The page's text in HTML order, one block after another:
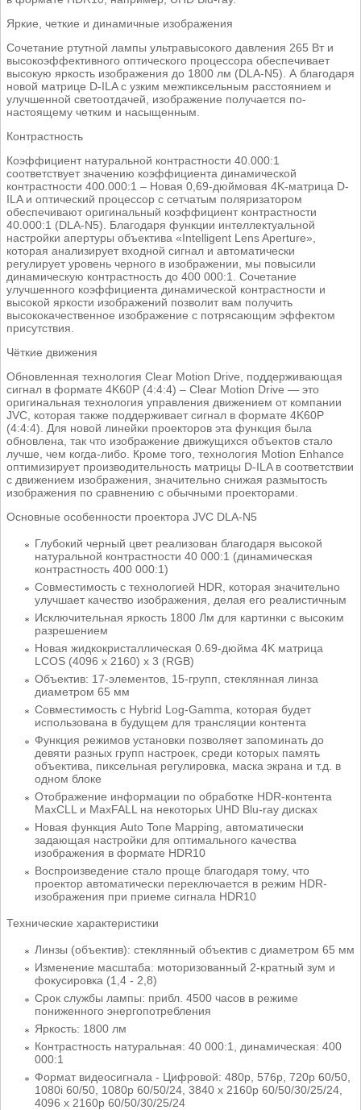
Яркие, четкие и динамичные изображения
Сочетание ртутной лампы ультравысокого давления 265 Вт и
высокоэффективного оптического процессора обеспечивает
высокую яркость изображения до 1800 лм (DLA-N5). А благодаря
новой матрице D-ILA с узким межпиксельным расстоянием и
улучшенной светоотдачей, изображение получается по-
настоящему четким и насыщенным.
Контрастность
Коэффициент натуральной контрастности 40.000:1
соответствует значению коэффициента динамической
контрастности 400.000:1 – Новая 0,69-дюймовая 4K-матрица D-
ILA и оптический процессор с сетчатым поляризатором
обеспечивают оригинальный коэффициент контрастности
40.000:1 (DLA-N5). Благодаря функции интеллектуальной
настройки апертуры объектива «Intelligent Lens Aperture»,
которая анализирует входной сигнал и автоматически
регулирует уровень черного в изображении, мы повысили
динамическую контрастность до 400 000:1. Сочетание
улучшенного коэффициента динамической контрастности и
высокой яркости изображений позволит вам получить
высококачественное изображение с потрясающим эффектом
присутствия.
Чёткие движения
Обновленная технология Clear Motion Drive, поддерживающая
сигнал в формате 4K60P (4:4:4) – Clear Motion Drive — это
оригинальная технология управления движением от компании
JVC, которая также поддерживает сигнал в формате 4K60P
(4:4:4). Для новой линейки проекторов эта функция была
обновлена, так что изображение движущихся объектов стало
лучше, чем когда-либо. Кроме того, технология Motion Enhance
оптимизирует производительность матрицы D-ILA в соответствии
с движением изображения, значительно снижая размытость
изображения по сравнению с обычными проекторами.
Основные особенности проектора JVC DLA-N5
Глубокий черный цвет реализован благодаря высокой
натуральной контрастности 40 000:1 (динамическая
контрастность 400 000:1)
Совместимость с технологией HDR, которая значительно
улучшает качество изображения, делая его реалистичным
Исключительная яркость 1800 Лм для картинки с высоким
разрешением
Новая жидкокристаллическая 0.69-дюйма 4K матрица
LCOS (4096 x 2160) x 3 (RGB)
Объектив: 17-элементов, 15-групп, стеклянная линза
диаметром 65 мм
Совместимость с Hybrid Log-Gamma, которая будет
использована в будущем для трансляции контента
Функция режимов установки позволяет запоминать до
девяти разных групп настроек, среди которых память
объектива, пиксельная регулировка, маска экрана и т.д. в
одном блоке
Отображение информации по обработке HDR-контента
MaxCLL и MaxFALL на некоторых UHD Blu-ray дисках
Новая функция Auto Tone Mapping, автоматически
задающая настройки для оптимального качества
изображения в формате HDR10
Воспроизведение стало проще благодаря тому, что
проектор автоматически переключается в режим HDR-
изображения при приеме сигнала HDR10
Технические характеристики
Линзы (объектив): стеклянный объектив с диаметром 65 мм
Изменение масштаба: моторизованный 2-кратный зум и
фокусировка (1,4 - 2,8)
Срок службы лампы: прибл. 4500 часов в режиме
пониженного энергопотребления
Яркость: 1800 лм
Контрастность натуральная: 40 000:1, динамическая: 400
000:1
Формат видеосигнала - Цифровой: 480p, 576p, 720p 60/50,
1080i 60/50, 1080p 60/50/24, 3840 x 2160p 60/50/30/25/24,
4096 x 2160p 60/50/30/25/24